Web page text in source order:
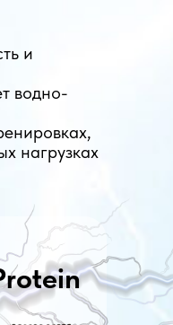
и
водно-
нагрузках